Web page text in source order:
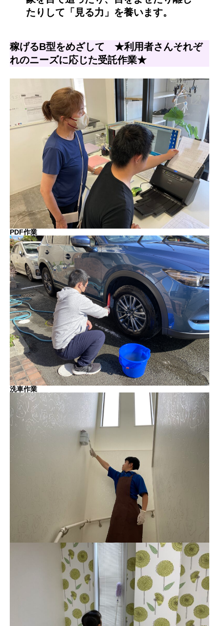
たりして「見る力」を養います。
稼げるB型をめざして ★利用者さんそれぞ
れのニーズに応じた受託作業★
PDF作業
洗車作業